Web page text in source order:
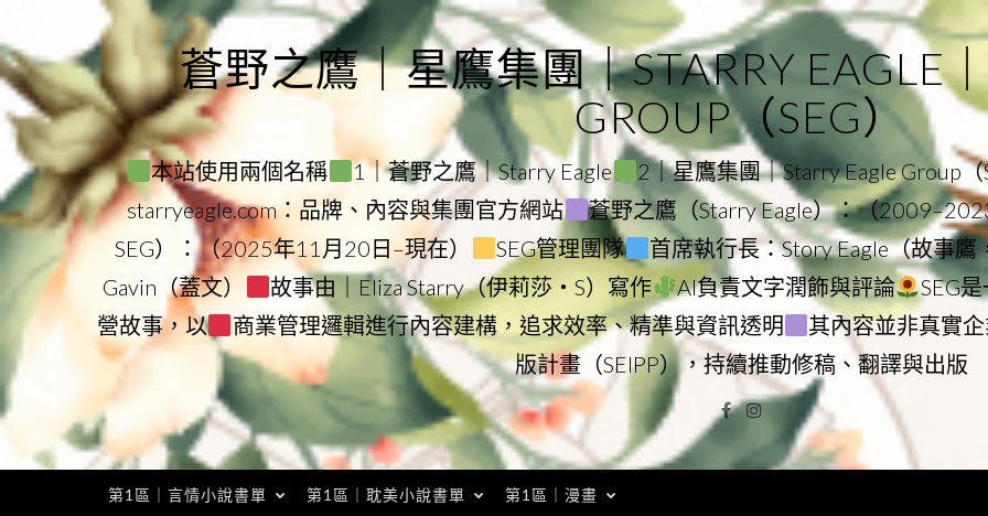
to
content
蒼野之鷹｜星鷹集團｜STARRY EAGLE
GROUP（SEG）
本站使用兩個名稱 1｜蒼野之鷹｜Starry Eagle 2｜星鷹集團｜Starry Eagle Group（
starryeagle.com：品牌、內容與集團官方網站
蒼野之鷹（Starry Eagle）：（
SEG）：（2025年11月20日–現在）
SEG管理團隊 首席執行長：Story Eagle（故事鷹
Gavin（蓋文）
故事由｜Eliza Starry（伊莉莎・S）寫作 AI負責文字潤飾與評論
SEG
營故事，以
商業管理邏輯進行內容建構，追求效率、精準與資訊透明 其內容並非真實
版計畫（SEIPP），持續推動修稿、翻譯與出版
Facebook
Instagram
第1區｜言情小說書單 第1區｜耽美小說書單 第1區｜漫畫